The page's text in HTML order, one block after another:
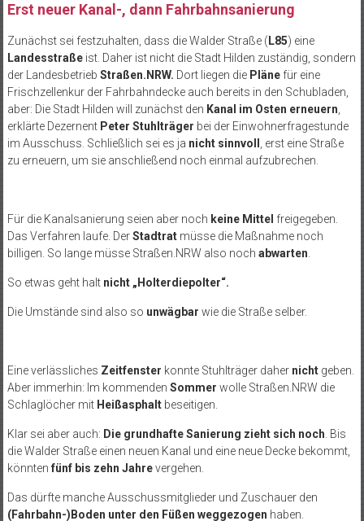
Erst neuer Kanal-, dann Fahrbahnsanierung
Zunächst sei festzuhalten, dass die Walder Straße ( L85) eine
Landesstraßeist. Daher ist nicht die Stadt Hilden zuständig, sondern
der Landesbetrieb Straßen.NRW. Dort liegen die Plänefür eine
Frischzellenkur der Fahrbahndecke auch bereits in den Schubladen,
aber: Die Stadt Hilden will zunächst den Kanal im Osten erneuern,
erklärte Dezernent Peter Stuhlträger bei der Einwohnerfragestunde
im Ausschuss. Schließlich sei es ja nicht sinnvoll , erst eine Straße
zu erneuern, um sie anschließend noch einmal aufzubrechen.
Für die Kanalsanierung seien aber noch keine Mittel freigegeben.
Das Verfahren laufe. DerStadtratmüsse die Maßnahme noch
billigen. So lange müsse Straßen.NRW also noch abwarten.
So etwas geht halt nicht „Holterdiepolter“.
Die Umstände sind also so unwägbar wie die Straße selber.
Eine verlässliches Zeitfenster konnte Stuhlträger daher nichtgeben.
Aber immerhin: Im kommenden Sommer wolle Straßen.NRW die
Schlaglöcher mit Heißasphaltbeseitigen.
Klar sei aber auch: Die grundhafte Sanierung zieht sich noch. Bis
die Walder Straße einen neuen Kanal und eine neue Decke bekommt,
könnten fünf bis zehn Jahrevergehen.
Das dürfte manche Ausschussmitglieder und Zuschauer den
(Fahrbahn-)Boden unter den Füßen weggezogen haben.